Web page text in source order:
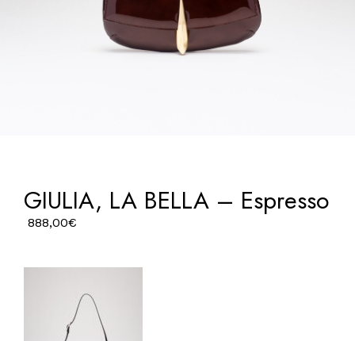
GIULIA, LA BELLA – Espresso
888,00€